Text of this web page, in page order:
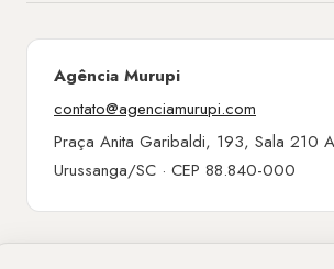
Agência Murupi
contato@agenciamurupi.com
Praça Anita Garibaldi, 193, Sala 210
Urussanga/SC · CEP 88.840-000